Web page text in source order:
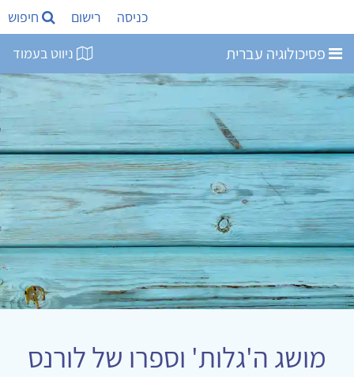
כניסה רישום חיפוש
פסיכולוגיה עברית ניווט בעמוד
מושג ה'גלות' וספרו של לורנס